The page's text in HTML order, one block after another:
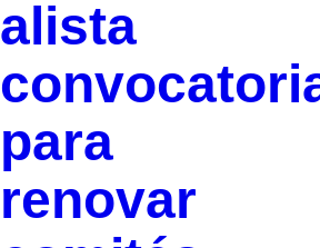
alista
para
renovar